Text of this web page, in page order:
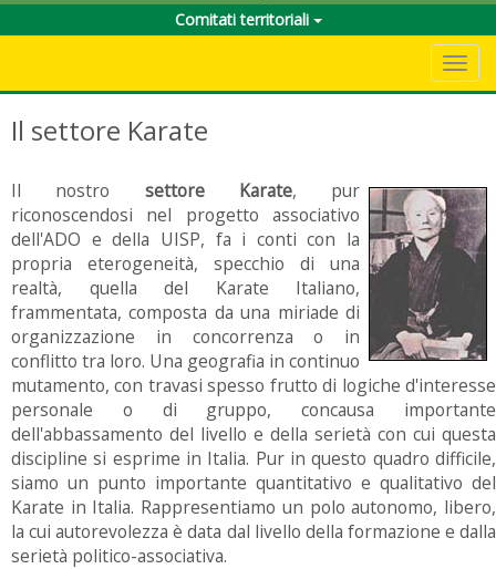
Comitati territoriali
Il settore Karate
Il nostro settore Karate, pur
riconoscendosi nel progetto associativo
dell'ADO e della UISP, fa i conti con la
propria eterogeneità, specchio di una
realtà, quella del Karate Italiano,
frammentata, composta da una miriade di
organizzazione in concorrenza o in
conflitto tra loro. Una geografia in continuo
mutamento, con travasi spesso frutto di logiche d'interesse
personale o di gruppo, concausa importante
dell'abbassamento del livello e della serietà con cui questa
discipline si esprime in Italia. Pur in questo quadro difficile,
siamo un punto importante quantitativo e qualitativo del
Karate in Italia. Rappresentiamo un polo autonomo, libero,
la cui autorevolezza è data dal livello della formazione e dalla
serietà politico-associativa.